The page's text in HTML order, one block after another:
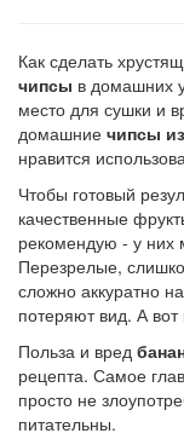
заказу
Как сделать
чипсы в домашних
место для сушки и
домашние чипсы
нравится
Чтобы готовый
качественные
рекомендую - у
Перезрелые,
сложно аккуратно
потеряют вид. А
Польза и вред
рецепта. Самое
просто не
питательны.